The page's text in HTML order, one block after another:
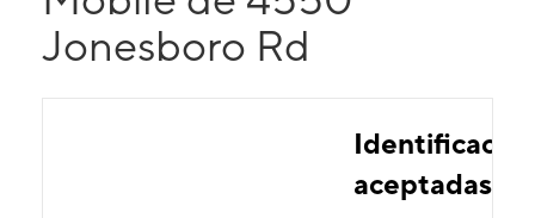
Jonesboro Rd
aceptadas